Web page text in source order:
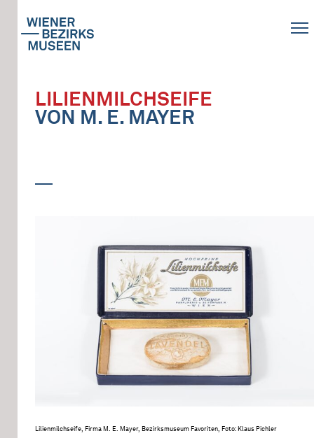
LILIENMILCHSEIFE
VON M. E. MAYER
Lilienmilchseife, Firma M. E. Mayer, Bezirksmuseum Favoriten, Foto: Klaus Pichler